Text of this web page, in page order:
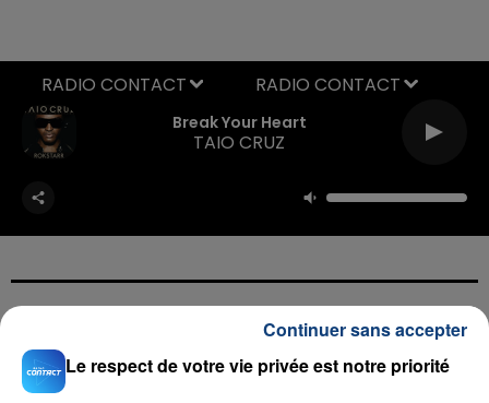
Break Your Heart
TAIO CRUZ
RADIO CONTACT
FIL D'ACTU
Le respect de votre vie privée est notre priorité
Continuer sans accepter